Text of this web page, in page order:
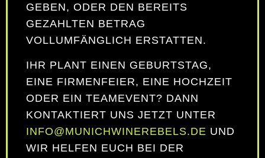
GEBEN, ODER DEN BEREITS
GEZAHLTEN BETRAG
VOLLUMFÄNGLICH ERSTATTEN.
IHR PLANT EINEN GEBURTSTAG,
EINE FIRMENFEIER, EINE HOCHZEIT
ODER EIN TEAMEVENT? DANN
KONTAKTIERT UNS JETZT UNTER
INFO@MUNICHWINEREBELS.DE UND
WIR HELFEN EUCH BEI DER